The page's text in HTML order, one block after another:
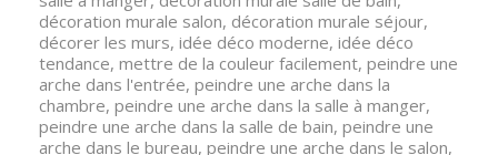
décoration murale salon, décoration murale séjour,
décorer les murs, idée déco moderne, idée déco
tendance, mettre de la couleur facilement, peindre une
arche dans l'entrée, peindre une arche dans la
chambre, peindre une arche dans la salle à manger,
peindre une arche dans la salle de bain, peindre une
arche dans le bureau, peindre une arche dans le salon,